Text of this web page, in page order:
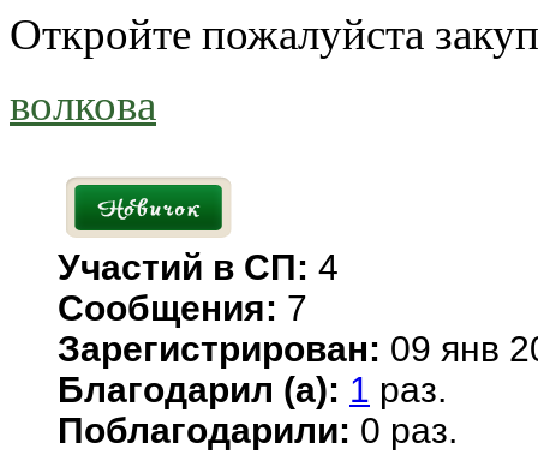
Откройте пожалуйста
волкова
Участий в СП: 4
Сообщения: 7
Зарегистрирован: 09 янв
Благодарил (а): 1 раз.
Поблагодарили: 0 раз.